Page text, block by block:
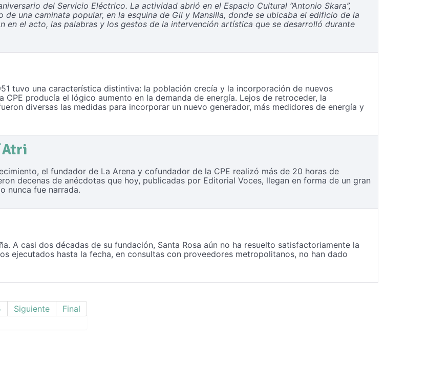
del Servicio Eléctrico. La actividad abrió en el Espacio Cultural “Antonio Skara”,
una caminata popular, en la esquina de Gil y Mansilla, donde se ubicaba el edificio de la
en el acto, las palabras y los gestos de la intervención artística que se desarrolló durante
tuvo una característica distintiva: la población crecía y la incorporación de nuevos
producía el lógico aumento en la demanda de energía. Lejos de retroceder, la
diversas las medidas para incorporar un nuevo generador, más medidores de energía y
el fundador de La Arena y cofundador de la CPE realizó más de 20 horas de
decenas de anécdotas que hoy, publicadas por Editorial Voces, llegan en forma de un gran
nunca fue narrada.
A casi dos décadas de su fundación, Santa Rosa aún no ha resuelto satisfactoriamente la
ejecutados hasta la fecha, en consultas con proveedores metropolitanos, no han dado
Siguiente Final